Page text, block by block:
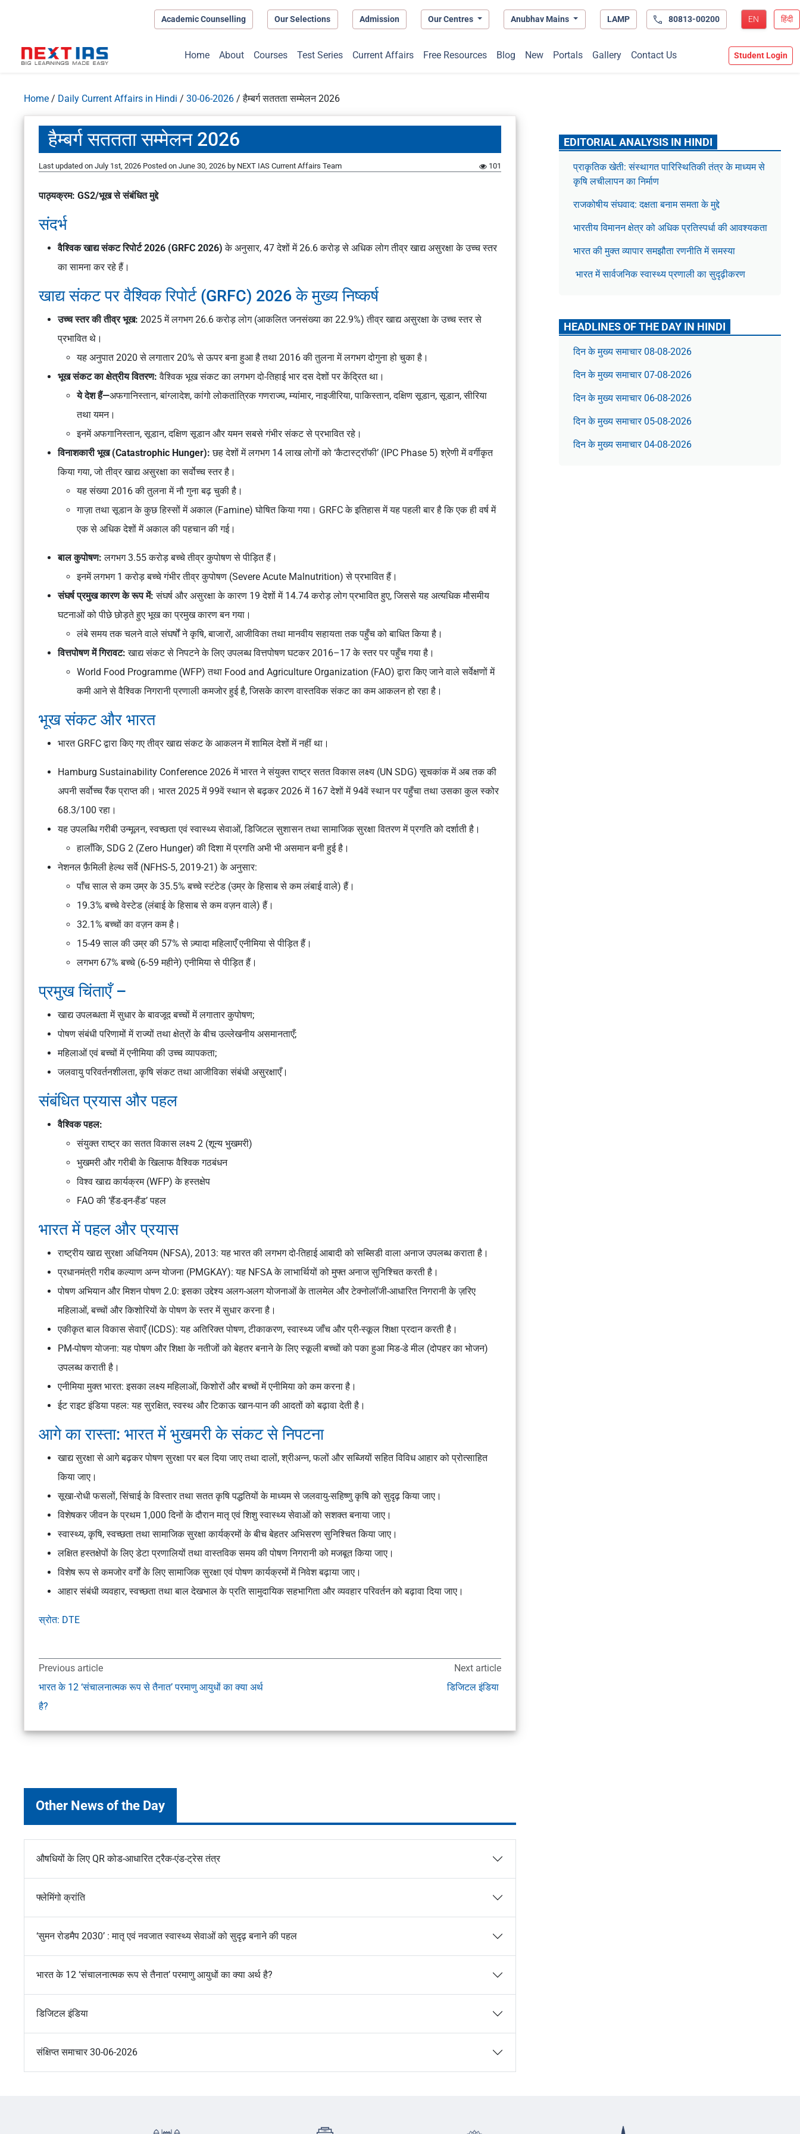
Academic Counselling Our Selections Admission Our Centres Anubhav Mains LAMP 80813-00200 EN हिंदी
Home About Courses Test Series Current Affairs Free Resources Blog New Portals Gallery Contact Us Student Login
Home / Daily Current Affairs in Hindi / 30-06-2026 /हैम्बर्ग सततता सम्मेलन 2026
हैम्बर्ग सततता सम्मेलन 2026
Last updated on July 1st, 2026 Posted on June 30, 2026 by NEXT IAS Current Affairs Team 101
पाठ्यक्रम: GS2/भूख से संबंधित मुद्दे
संदर्भ
वैश्विक खाद्य संकट रिपोर्ट 2026 (GRFC 2026) के अनुसार, 47 देशों में 26.6 करोड़ से अधिक लोग तीव्र खाद्य असुरक्षा के उच्च स्तर
का सामना कर रहे हैं।
खाद्य संकट पर वैश्विक रिपोर्ट (GRFC) 2026 के मुख्य निष्कर्ष
उच्च स्तर की तीव्र भूख: 2025 में लगभग 26.6 करोड़ लोग (आकलित जनसंख्या का 22.9%) तीव्र खाद्य असुरक्षा के उच्च स्तर से
प्रभावित थे।
यह अनुपात 2020 से लगातार 20% से ऊपर बना हुआ है तथा 2016 की तुलना में लगभग दोगुना हो चुका है।
भूख संकट का क्षेत्रीय वितरण:वैश्विक भूख संकट का लगभग दो-तिहाई भार दस देशों पर केंद्रित था।
ये देश हैं—अफगानिस्तान, बांग्लादेश, कांगो लोकतांत्रिक गणराज्य, म्यांमार, नाइजीरिया, पाकिस्तान, दक्षिण सूडान, सूडान, सीरिया
तथा यमन।
इनमें अफगानिस्तान, सूडान, दक्षिण सूडान और यमन सबसे गंभीर संकट से प्रभावित रहे।
विनाशकारी भूख (Catastrophic Hunger):छह देशों में लगभग 14 लाख लोगों को ‘कैटास्ट्रॉफी’ (IPC Phase 5) श्रेणी में वर्गीकृत
किया गया, जो तीव्र खाद्य असुरक्षा का सर्वोच्च स्तर है।
यह संख्या 2016 की तुलना में नौ गुना बढ़ चुकी है।
गाज़ा तथा सूडान के कुछ हिस्सों में अकाल (Famine) घोषित किया गया। GRFC के इतिहास में यह पहली बार है कि एक ही वर्ष में
एक से अधिक देशों में अकाल की पहचान की गई।
बाल कुपोषण:लगभग 3.55 करोड़ बच्चे तीव्र कुपोषण से पीड़ित हैं।
इनमें लगभग 1 करोड़ बच्चे गंभीर तीव्र कुपोषण (Severe Acute Malnutrition) से प्रभावित हैं।
संघर्ष प्रमुख कारण के रूप में:संघर्ष और असुरक्षा के कारण 19 देशों में 14.74 करोड़ लोग प्रभावित हुए, जिससे यह अत्यधिक मौसमीय
घटनाओं को पीछे छोड़ते हुए भूख का प्रमुख कारण बन गया।
लंबे समय तक चलने वाले संघर्षों ने कृषि, बाजारों, आजीविका तथा मानवीय सहायता तक पहुँच को बाधित किया है।
वित्तपोषण में गिरावट:खाद्य संकट से निपटने के लिए उपलब्ध वित्तपोषण घटकर 2016–17 के स्तर पर पहुँच गया है।
World Food Programme (WFP) तथा Food and Agriculture Organization (FAO) द्वारा किए जाने वाले सर्वेक्षणों में
कमी आने से वैश्विक निगरानी प्रणाली कमजोर हुई है, जिसके कारण वास्तविक संकट का कम आकलन हो रहा है।
भूख संकट और भारत
भारत GRFC द्वारा किए गए तीव्र खाद्य संकट के आकलन में शामिल देशों में नहीं था।
Hamburg Sustainability Conference 2026 में भारत ने संयुक्त राष्ट्र सतत विकास लक्ष्य (UN SDG) सूचकांक में अब तक की
अपनी सर्वोच्च रैंक प्राप्त की। भारत 2025 में 99वें स्थान से बढ़कर 2026 में 167 देशों में 94वें स्थान पर पहुँचा तथा उसका कुल स्कोर
68.3/100 रहा।
यह उपलब्धि गरीबी उन्मूलन, स्वच्छता एवं स्वास्थ्य सेवाओं, डिजिटल सुशासन तथा सामाजिक सुरक्षा वितरण में प्रगति को दर्शाती है।
हालाँकि, SDG 2 (Zero Hunger) की दिशा में प्रगति अभी भी असमान बनी हुई है।
नेशनल फ़ैमिली हेल्थ सर्वे (NFHS-5, 2019-21) के अनुसार:
पाँच साल से कम उम्र के 35.5% बच्चे स्टंटेड (उम्र के हिसाब से कम लंबाई वाले) हैं।
19.3% बच्चे वेस्टेड (लंबाई के हिसाब से कम वज़न वाले) हैं।
32.1% बच्चों का वज़न कम है।
15-49 साल की उम्र की 57% से ज़्यादा महिलाएँ एनीमिया से पीड़ित हैं।
लगभग 67% बच्चे (6-59 महीने) एनीमिया से पीड़ित हैं।
प्रमुख चिंताएँ –
खाद्य उपलब्धता में सुधार के बावजूद बच्चों में लगातार कुपोषण;
पोषण संबंधी परिणामों में राज्यों तथा क्षेत्रों के बीच उल्लेखनीय असमानताएँ;
महिलाओं एवं बच्चों में एनीमिया की उच्च व्यापकता;
जलवायु परिवर्तनशीलता, कृषि संकट तथा आजीविका संबंधी असुरक्षाएँ।
संबंधित प्रयास और पहल
वैश्विक पहल:
संयुक्त राष्ट्र का सतत विकास लक्ष्य 2 (शून्य भुखमरी)
भुखमरी और गरीबी के खिलाफ वैश्विक गठबंधन
विश्व खाद्य कार्यक्रम (WFP) के हस्तक्षेप
FAO की ‘हैंड-इन-हैंड’ पहल
भारत में पहल और प्रयास
राष्ट्रीय खाद्य सुरक्षा अधिनियम (NFSA), 2013: यह भारत की लगभग दो-तिहाई आबादी को सब्सिडी वाला अनाज उपलब्ध कराता है।
प्रधानमंत्री गरीब कल्याण अन्न योजना (PMGKAY): यह NFSA के लाभार्थियों को मुफ्त अनाज सुनिश्चित करती है।
पोषण अभियान और मिशन पोषण 2.0: इसका उद्देश्य अलग-अलग योजनाओं के तालमेल और टेक्नोलॉजी-आधारित निगरानी के ज़रिए
महिलाओं, बच्चों और किशोरियों के पोषण के स्तर में सुधार करना है।
एकीकृत बाल विकास सेवाएँ (ICDS): यह अतिरिक्त पोषण, टीकाकरण, स्वास्थ्य जाँच और प्री-स्कूल शिक्षा प्रदान करती है।
PM-पोषण योजना: यह पोषण और शिक्षा के नतीजों को बेहतर बनाने के लिए स्कूली बच्चों को पका हुआ मिड-डे मील (दोपहर का भोजन)
उपलब्ध कराती है।
एनीमिया मुक्त भारत: इसका लक्ष्य महिलाओं, किशोरों और बच्चों में एनीमिया को कम करना है।
ईट राइट इंडिया पहल: यह सुरक्षित, स्वस्थ और टिकाऊ खान-पान की आदतों को बढ़ावा देती है।
आगे का रास्ता: भारत में भुखमरी के संकट से निपटना
खाद्य सुरक्षा से आगे बढ़कर पोषण सुरक्षा पर बल दिया जाए तथा दालों, श्रीअन्न, फलों और सब्जियों सहित विविध आहार को प्रोत्साहित
किया जाए।
सूखा-रोधी फसलों, सिंचाई के विस्तार तथा सतत कृषि पद्धतियों के माध्यम से जलवायु-सहिष्णु कृषि को सुदृढ़ किया जाए।
विशेषकर जीवन के प्रथम 1,000 दिनों के दौरान मातृ एवं शिशु स्वास्थ्य सेवाओं को सशक्त बनाया जाए।
स्वास्थ्य, कृषि, स्वच्छता तथा सामाजिक सुरक्षा कार्यक्रमों के बीच बेहतर अभिसरण सुनिश्चित किया जाए।
लक्षित हस्तक्षेपों के लिए डेटा प्रणालियों तथा वास्तविक समय की पोषण निगरानी को मजबूत किया जाए।
विशेष रूप से कमजोर वर्गों के लिए सामाजिक सुरक्षा एवं पोषण कार्यक्रमों में निवेश बढ़ाया जाए।
आहार संबंधी व्यवहार, स्वच्छता तथा बाल देखभाल के प्रति सामुदायिक सहभागिता और व्यवहार परिवर्तन को बढ़ावा दिया जाए।
स्रोत: DTE
Previous article
भारत के 12 ‘संचालनात्मक रूप से तैनात’ परमाणु आयुधों का क्या अर्थ
है?
Next article
डिजिटल इंडिया
Other News of the Day
औषधियों के लिए QR कोड-आधारित ट्रैक-एंड-ट्रेस तंत्र
फ्लेमिंगो क्रांति
‘सुमन रोडमैप 2030’ : मातृ एवं नवजात स्वास्थ्य सेवाओं को सुदृढ़ बनाने की पहल
भारत के 12 ‘संचालनात्मक रूप से तैनात’ परमाणु आयुधों का क्या अर्थ है?
डिजिटल इंडिया
संक्षिप्त समाचार 30-06-2026
EDITORIAL ANALYSIS IN HINDI
प्राकृतिक खेती: संस्थागत पारिस्थितिकी तंत्र के माध्यम से
कृषि लचीलापन का निर्माण
राजकोषीय संघवाद: दक्षता बनाम समता के मुद्दे
भारतीय विमानन क्षेत्र को अधिक प्रतिस्पर्धा की आवश्यकता
भारत की मुक्त व्यापार समझौता रणनीति में समस्या
भारत में सार्वजनिक स्वास्थ्य प्रणाली का सुदृढ़ीकरण
HEADLINES OF THE DAY IN HINDI
दिन के मुख्य समाचार 08-08-2026
दिन के मुख्य समाचार 07-08-2026
दिन के मुख्य समाचार 06-08-2026
दिन के मुख्य समाचार 05-08-2026
दिन के मुख्य समाचार 04-08-2026